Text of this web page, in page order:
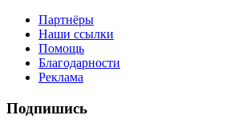
Партнёры
Наши ссылки
Помощь
Благодарности
Реклама
Подпишись